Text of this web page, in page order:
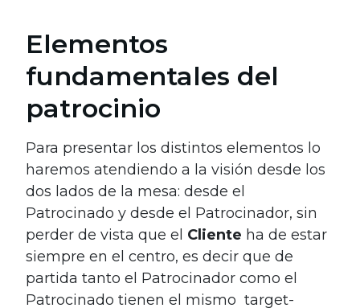
Elementos
fundamentales del
patrocinio
Para presentar los distintos elementos lo
haremos atendiendo a la visión desde los
dos lados de la mesa: desde el
Patrocinado y desde el Patrocinador, sin
perder de vista que el Cliente ha de estar
siempre en el centro, es decir que de
partida tanto el Patrocinador como el
Patrocinado tienen el mismo target-